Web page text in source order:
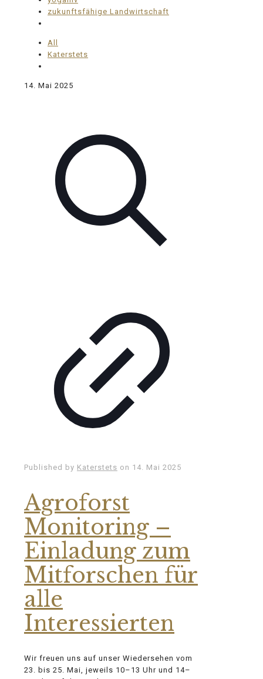
zukunftsfähige Landwirtschaft
All
Katerstets
14. Mai 2025
Published by Katerstets on 14. Mai 2025
Agroforst
Monitoring –
Einladung zum
Mitforschen für
alle
Interessierten
Wir freuen uns auf unser Wiedersehen vom
23. bis 25. Mai, jeweils 10–13 Uhr und 14–